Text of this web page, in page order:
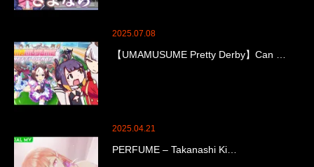
2025.07.08
【UMAMUSUME Pretty Derby】Can …
2025.04.21
PERFUME – Takanashi Ki…